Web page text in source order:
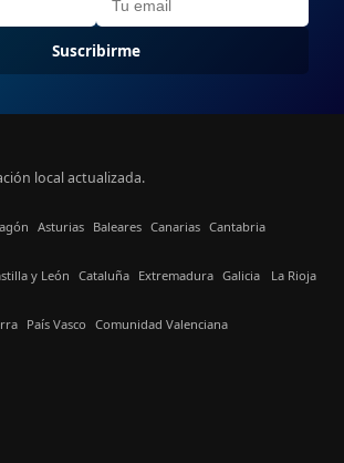
Suscribirme
local actualizada.
Asturias Baleares Canarias Cantabria
y León Cataluña Extremadura Galicia La Rioja
País Vasco Comunidad Valenciana